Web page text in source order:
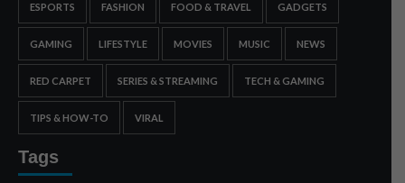
ESPORTS FASHION FOOD & TRAVEL GADGETS
GAMING LIFESTYLE MOVIES MUSIC NEWS
RED CARPET SERIES & STREAMING TECH & GAMING
TIPS & HOW-TO VIRAL
Tags